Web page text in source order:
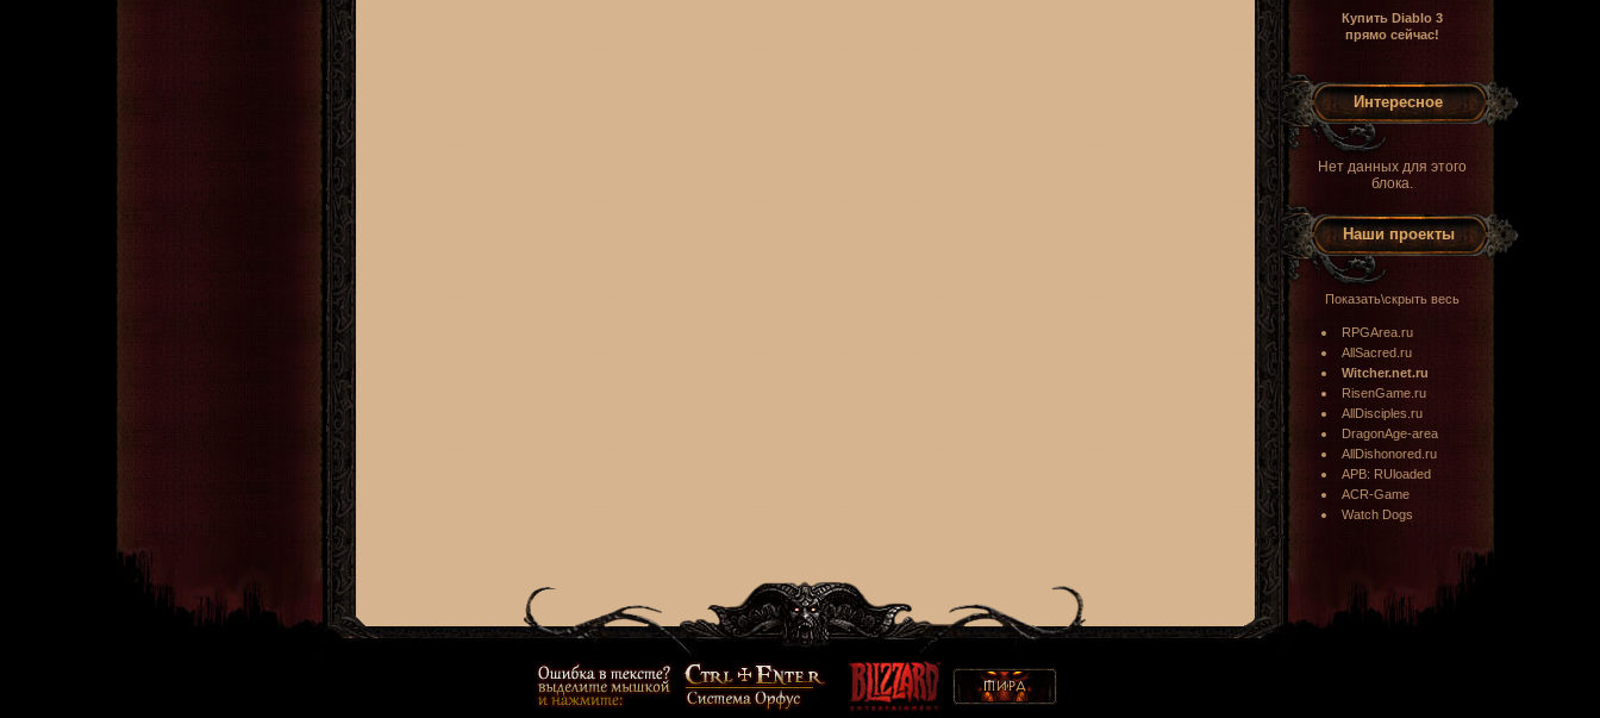
Купить Diablo 3
прямо сейчас!
Интересное
Нет данных для этого
блока.
Наши проекты
Показать\скрыть весь
RPGArea.ru
AllSacred.ru
Witcher.net.ru
RisenGame.ru
AllDisciples.ru
DragonAge-area
AllDishonored.ru
APB: RUloaded
ACR-Game
Watch Dogs